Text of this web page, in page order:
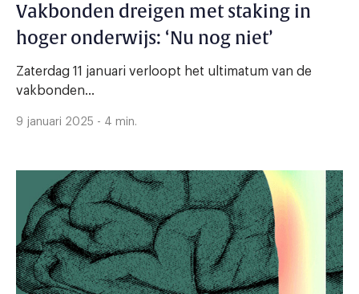
Vakbonden dreigen met staking in
hoger onderwijs: ‘Nu nog niet’
Zaterdag 11 januari verloopt het ultimatum van de
vakbonden...
9 januari 2025 - 4 min.